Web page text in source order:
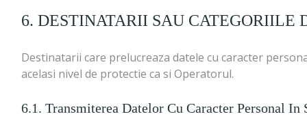
6. DESTINATARII SAU CATEGORIILE
Destinatarii care prelucreaza datele cu caracter
acelasi nivel de protectie ca si Operatorul.
6.1. Transmiterea Datelor Cu Caracter Personal